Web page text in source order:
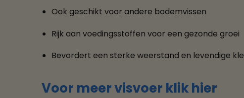
Ook geschikt voor andere bodemvissen
Rijk aan voedingsstoffen voor een gezonde groei
Bevordert een sterke weerstand en levendige
Voor meer visvoer klik hier